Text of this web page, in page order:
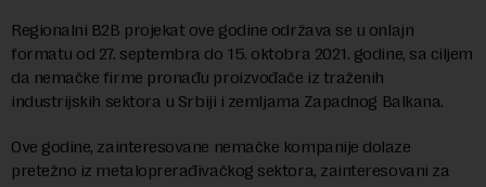
Regionalni B2B projekat ove godine održava se u onlajn
formatu od 27. septembra do 15. oktobra 2021. godine, sa ciljem
da nemačke firme pronađu proizvođače iz traženih
industrijskih sektora u Srbiji i zemljama Zapadnog Balkana.
Ove godine, zainteresovane nemačke kompanije dolaze
pretežno iz metaloprerađivačkog sektora, zainteresovani za